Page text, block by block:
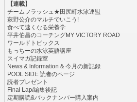
【連載】
チームフラッシュ★田尻町水泳連盟
萩野公介のマルチでいこう!
食べて速くなる栄養学
平井伯昌のコーチングMY VICTORY ROAD
ワールドトピックス
もっちーの水泳英語講座
スイマガ記録室
News & Information & 今月の新記録
POOL SIDE 読者のページ
読者プレゼント
Final Lap/編集後記
定期購読&バックナンバー購入案内